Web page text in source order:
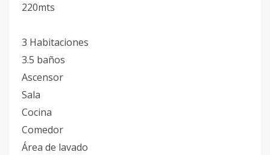
220mts
3 Habitaciones
3.5 baños
Ascensor
Sala
Cocina
Comedor
Área de lavado